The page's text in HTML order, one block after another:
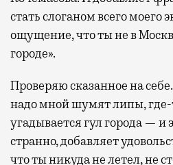
стать слоганом всего моего
ощущение, что ты не в
городе».
Проверяю сказанное на
надо мной шумят липы, где-
угадывается гул города — и
странно, добавляет
что ты никуда не летел, не